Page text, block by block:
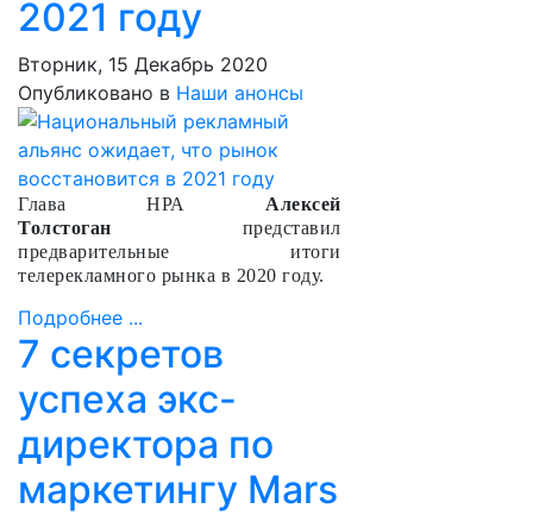
2021 году
Вторник, 15 Декабрь 2020
Опубликовано в Наши анонсы
Глава НРА Алексей
Толстоган представил
предварительные итоги
телерекламного рынка в 2020 году.
Подробнее ...
7 секретов
успеха экс-
директора по
маркетингу Mars